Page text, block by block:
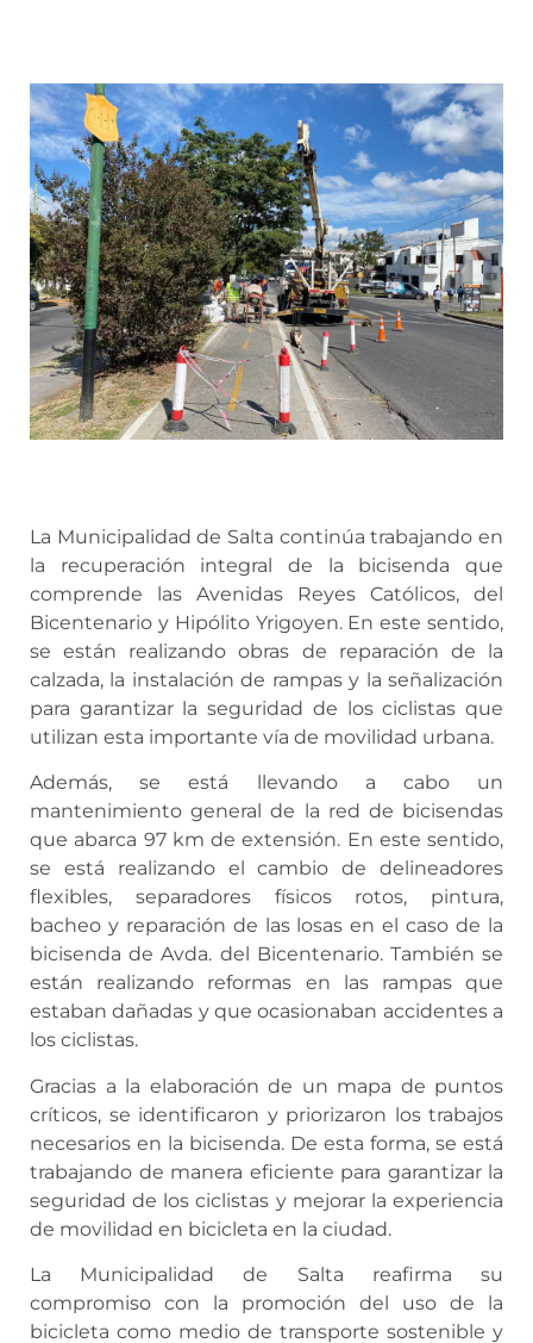
La Municipalidad de Salta continúa trabajando en
la recuperación integral de la bicisenda que
comprende las Avenidas Reyes Católicos, del
Bicentenario y Hipólito Yrigoyen. En este sentido,
se están realizando obras de reparación de la
calzada, la instalación de rampas y la señalización
para garantizar la seguridad de los ciclistas que
utilizan esta importante vía de movilidad urbana.
Además, se está llevando a cabo un
mantenimiento general de la red de bicisendas
que abarca 97 km de extensión. En este sentido,
se está realizando el cambio de delineadores
flexibles, separadores físicos rotos, pintura,
bacheo y reparación de las losas en el caso de la
bicisenda de Avda. del Bicentenario. También se
están realizando reformas en las rampas que
estaban dañadas y que ocasionaban accidentes a
los ciclistas.
Gracias a la elaboración de un mapa de puntos
críticos, se identificaron y priorizaron los trabajos
necesarios en la bicisenda. De esta forma, se está
trabajando de manera eficiente para garantizar la
seguridad de los ciclistas y mejorar la experiencia
de movilidad en bicicleta en la ciudad.
La Municipalidad de Salta reafirma su
compromiso con la promoción del uso de la
bicicleta como medio de transporte sostenible y